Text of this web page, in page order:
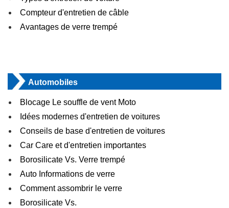
Compteur d'entretien de câble
Avantages de verre trempé
Automobiles
Blocage Le souffle de vent Moto
Idées modernes d'entretien de voitures
Conseils de base d'entretien de voitures
Car Care et d'entretien importantes
Borosilicate Vs. Verre trempé
Auto Informations de verre
Comment assombrir le verre
Borosilicate Vs.